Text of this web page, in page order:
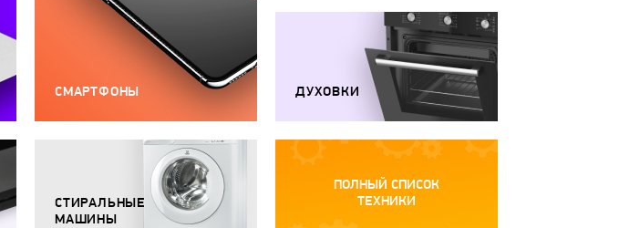
СМАРТФОНЫ
СТИРАЛЬНЫЕ
МАШИНЫ
ДУХОВКИ
ПОЛНЫЙ СПИСОК
ТЕХНИКИ